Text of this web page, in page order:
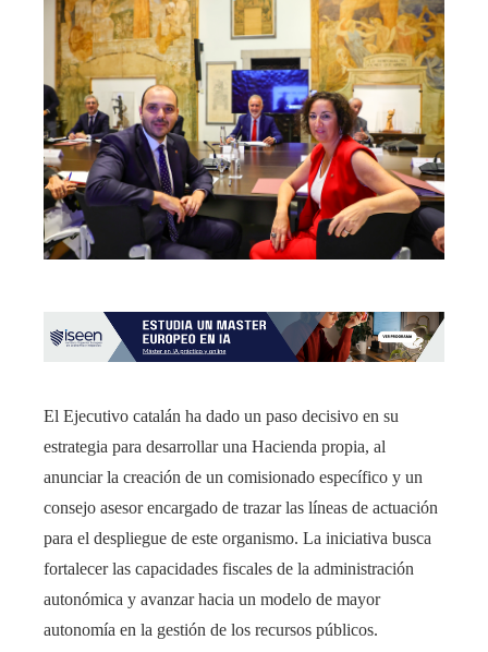
El Ejecutivo catalán ha dado un paso decisivo en su
estrategia para desarrollar una Hacienda propia, al
anunciar la creación de un comisionado específico y un
consejo asesor encargado de trazar las líneas de actuación
para el despliegue de este organismo. La iniciativa busca
fortalecer las capacidades fiscales de la administración
autonómica y avanzar hacia un modelo de mayor
autonomía en la gestión de los recursos públicos.